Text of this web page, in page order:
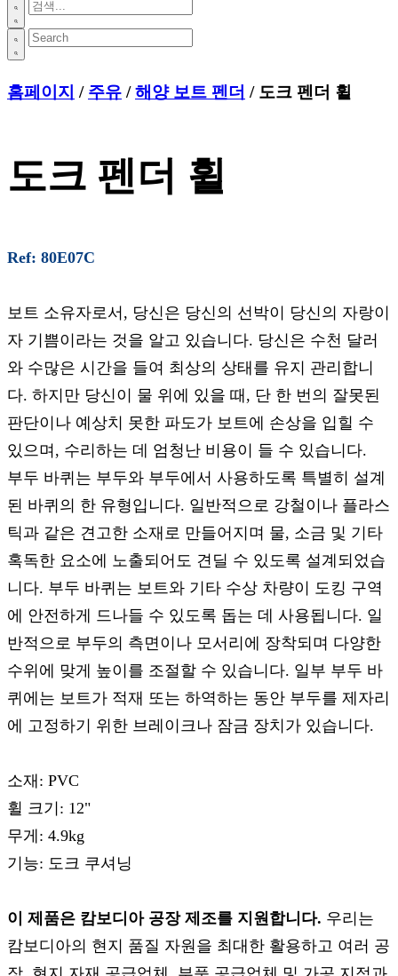
홈페이지 / 주유 /해양 보트 펜더 / 도크 펜더 휠
도크 펜더 휠
Ref: 80E07C
보트 소유자로서, 당신은 당신의 선박이 당신의 자랑이
자 기쁨이라는 것을 알고 있습니다. 당신은 수천 달러
와 수많은 시간을 들여 최상의 상태를 유지 관리합니
다. 하지만 당신이 물 위에 있을 때, 단 한 번의 잘못된
판단이나 예상치 못한 파도가 보트에 손상을 입힐 수
있으며, 수리하는 데 엄청난 비용이 들 수 있습니다.
부두 바퀴는 부두와 부두에서 사용하도록 특별히 설계
된 바퀴의 한 유형입니다. 일반적으로 강철이나 플라스
틱과 같은 견고한 소재로 만들어지며 물, 소금 및 기타
혹독한 요소에 노출되어도 견딜 수 있도록 설계되었습
니다. 부두 바퀴는 보트와 기타 수상 차량이 도킹 구역
에 안전하게 드나들 수 있도록 돕는 데 사용됩니다. 일
반적으로 부두의 측면이나 모서리에 장착되며 다양한
수위에 맞게 높이를 조절할 수 있습니다. 일부 부두 바
퀴에는 보트가 적재 또는 하역하는 동안 부두를 제자리
에 고정하기 위한 브레이크나 잠금 장치가 있습니다.
소재: PVC
휠 크기: 12"
무게: 4.9kg
기능: 도크 쿠셔닝
이 제품은 캄보디아 공장 제조를 지원합니다. 우리는
캄보디아의 현지 품질 자원을 최대한 활용하고 여러 공